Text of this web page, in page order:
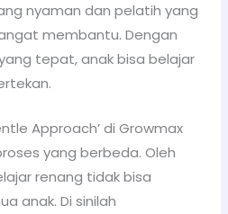
nyaman dan pelatih yang
membantu. Dengan
tepat, anak bisa belajar
Approach’ di Growmax
yang berbeda. Oleh
renang tidak bisa
anak. Di sinilah